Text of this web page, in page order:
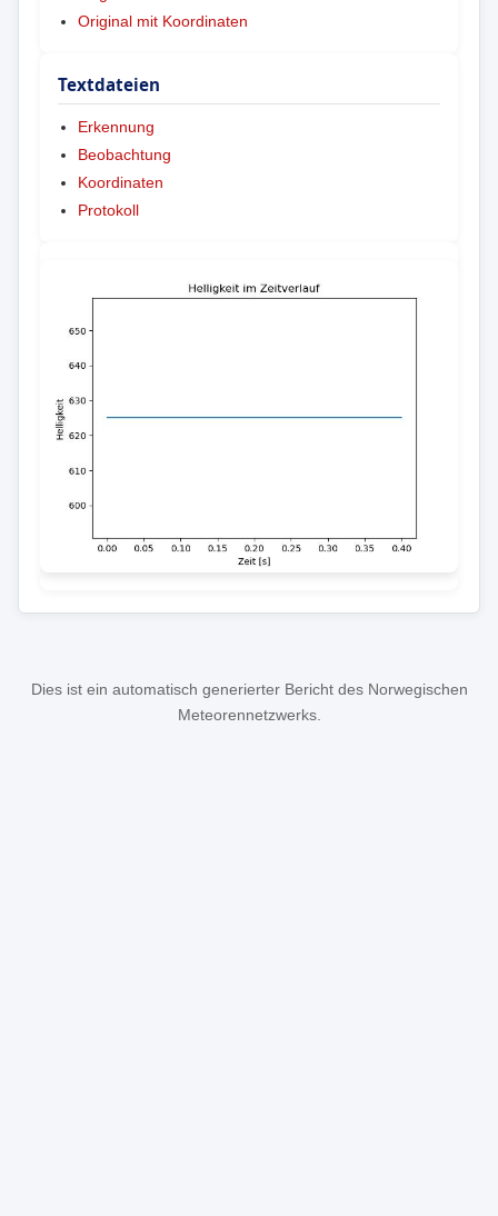
Original mit Koordinaten
Textdateien
Erkennung
Beobachtung
Koordinaten
Protokoll
Dies ist ein automatisch generierter Bericht des Norwegischen
Meteorennetzwerks.